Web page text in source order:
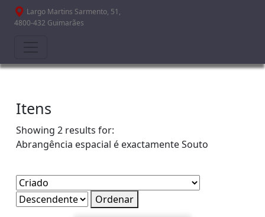
Passar para o conteúdo principal
Largo Martins Sarmento, 51,
4800-432 Guimarães
Itens
Showing 2 results for:
Abrangência espacial é exactamenteSouto
Ordenar